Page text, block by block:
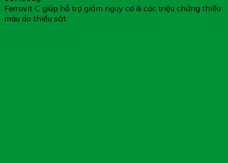
Ferrovit C giúp hỗ trợ giảm nguy cơ & các triệu chứng thiếu
máu do thiếu sắt